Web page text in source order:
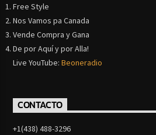
Free Style
Nos Vamos pa Canada
Vende Compra y Gana
De por Aquí y por Alla!
Live YouTube:Beoneradio
CONTACTO
+1(438) 488-3296